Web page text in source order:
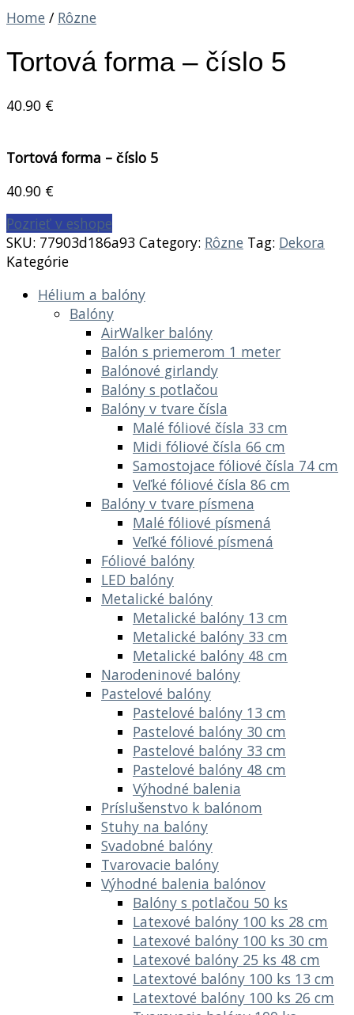
Home / Rôzne
Tortová forma – číslo 5
40.90 €
Tortová forma – číslo 5
40.90 €
Pozrieť v eshope
SKU: 77903d186a93 Category: Rôzne Tag: Dekora
Kategórie
Hélium a balóny
Balóny
AirWalker balóny
Balón s priemerom 1 meter
Balónové girlandy
Balóny s potlačou
Balóny v tvare čísla
Malé fóliové čísla 33 cm
Midi fóliové čísla 66 cm
Samostojace fóliové čísla 74 cm
Veľké fóliové čísla 86 cm
Balóny v tvare písmena
Malé fóliové písmená
Veľké fóliové písmená
Fóliové balóny
LED balóny
Metalické balóny
Metalické balóny 13 cm
Metalické balóny 33 cm
Metalické balóny 48 cm
Narodeninové balóny
Pastelové balóny
Pastelové balóny 13 cm
Pastelové balóny 30 cm
Pastelové balóny 33 cm
Pastelové balóny 48 cm
Výhodné balenia
Príslušenstvo k balónom
Stuhy na balóny
Svadobné balóny
Tvarovacie balóny
Výhodné balenia balónov
Balóny s potlačou 50 ks
Latexové balóny 100 ks 28 cm
Latexové balóny 100 ks 30 cm
Latexové balóny 25 ks 48 cm
Latextové balóny 100 ks 13 cm
Latextové balóny 100 ks 26 cm